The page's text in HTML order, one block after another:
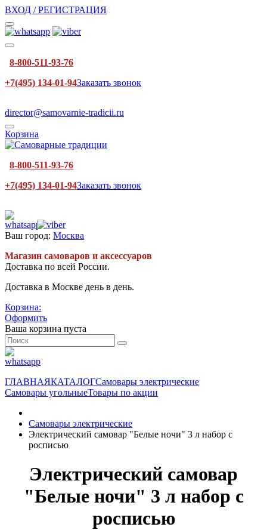
ВХОД / РЕГИСТРАЦИЯ
8-800-511-93-76
+7(495) 134-01-94Заказать звонок
director@samovarnie-tradicii.ru
Корзина
8-800-511-93-76
+7(495) 134-01-94Заказать звонок
Ваш город: Москва
Магазин самоваров и аксессуаров
Доставка по всей России.
Доставка в Москве день в день.
Корзина:
Оформить
Ваша корзина пуста
ГЛАВНАЯКАТАЛОГСамовары электрические
Самовары угольныеТовары по акции
Самовары электрические
Электрический самовар "Белые ночи" 3 л набор с
росписью
Электрический самовар
"Белые ночи" 3 л набор с
росписью